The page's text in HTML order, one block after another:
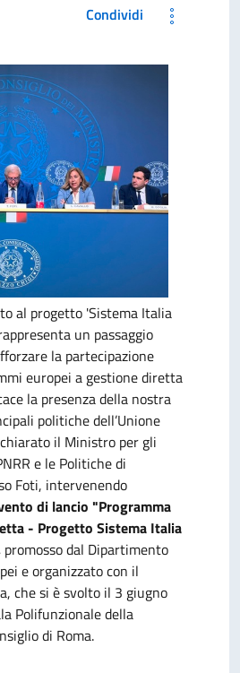
Condividi
al progetto 'Sistema Italia
un passaggio
la partecipazione
europei a gestione diretta
la presenza della nostra
politiche dell’Unione
il Ministro per gli
e le Politiche di
Foti, intervenendo
di lancio "Programma
- Progetto Sistema Italia
promosso dal Dipartimento
e organizzato con il
che si è svolto il 3 giugno
Polifunzionale della
di Roma.